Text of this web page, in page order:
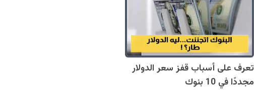
تعرف على أسباب قفز سعر الدولار
مجددًا في 10 بنوك